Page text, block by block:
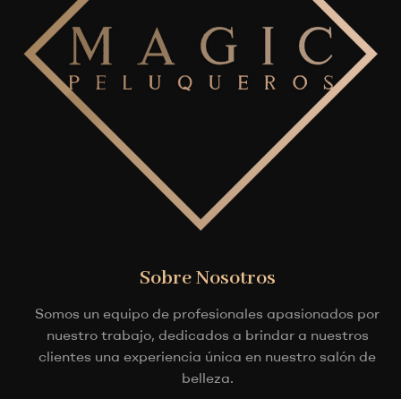
Sobre Nosotros
Somos un equipo de profesionales apasionados por
nuestro trabajo, dedicados a brindar a nuestros
clientes una experiencia única en nuestro salón de
belleza.